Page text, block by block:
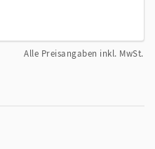
Alle Preisangaben inkl. MwSt.